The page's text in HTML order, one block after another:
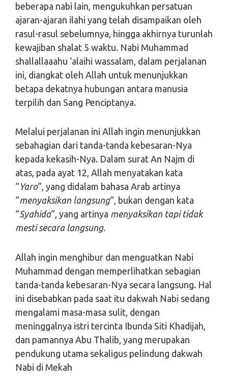
beberapa nabi lain, mengukuhkan persatuan
ajaran-ajaran ilahi yang telah disampaikan oleh
rasul-rasul sebelumnya, hingga akhirnya turunlah
kewajiban shalat 5 waktu. Nabi Muhammad
shallallaaahu ‘alaihi wassalam, dalam perjalanan
ini, diangkat oleh Allah untuk menunjukkan
betapa dekatnya hubungan antara manusia
terpilih dan Sang Penciptanya.
Melalui perjalanan ini Allah ingin menunjukkan
sebahagian dari tanda-tanda kebesaran-Nya
kepada kekasih-Nya. Dalam surat An Najm di
atas, pada ayat 12, Allah menyatakan kata
“ Yaro“, yang didalam bahasa Arab artinya
“menyaksikan langsung“, bukan dengan kata
“Syahida“, yang artinya menyaksikan tapi tidak
mesti secara langsung.
Allah ingin menghibur dan menguatkan Nabi
Muhammad dengan memperlihatkan sebagian
tanda-tanda kebesaran-Nya secara langsung. Hal
ini disebabkan pada saat itu dakwah Nabi sedang
mengalami masa-masa sulit, dengan
meninggalnya istri tercinta Ibunda Siti Khadijah,
dan pamannya Abu Thalib, yang merupakan
pendukung utama sekaligus pelindung dakwah
Nabi di Mekah